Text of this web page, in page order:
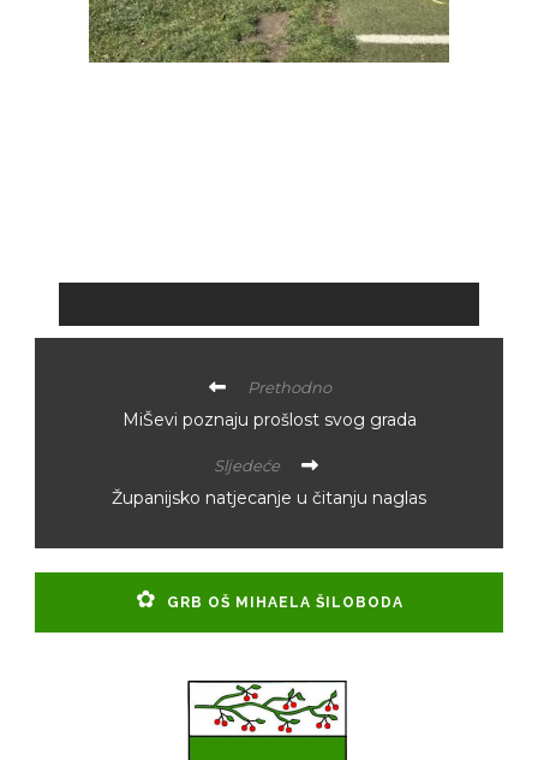
Prethodno
MiŠevi poznaju prošlost svog grada
Sljedeće
Županijsko natjecanje u čitanju naglas
GRB OŠ MIHAELA ŠILOBODA